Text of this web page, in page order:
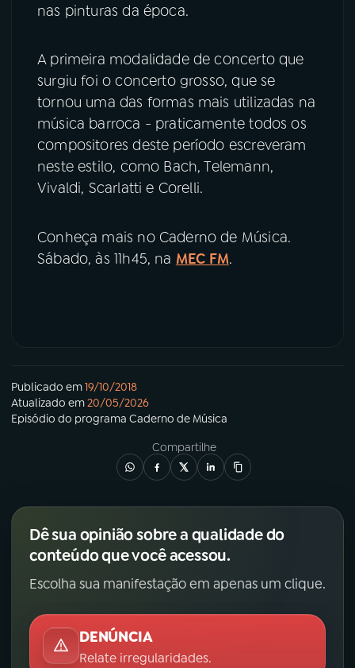
nas pinturas da época.
A primeira modalidade de concerto que
surgiu foi o concerto grosso, que se
tornou uma das formas mais utilizadas na
música barroca - praticamente todos os
compositores deste período escreveram
neste estilo, como Bach, Telemann,
Vivaldi, Scarlatti e Corelli.
Conheça mais no Caderno de Música.
Sábado, às 11h45, na MEC FM.
Publicado em19/10/2018
Atualizado em20/05/2026
Episódio do programa Caderno de Música
Compartilhe
Dê sua opinião sobre a qualidade do
conteúdo que você acessou.
Escolha sua manifestação em apenas um clique.
DENÚNCIA
Relate irregularidades.